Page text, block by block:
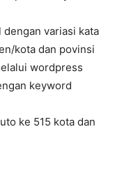
variasi kata
kota dan povinsi
wordpress
keyword
ke 515 kota dan